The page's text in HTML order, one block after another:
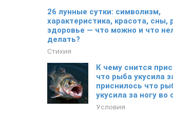
26 лунные сутки: символизм,
характеристика, красота, сны,
здоровье — что можно и что
делать?
Стихия
К чему снится
что рыба укусила
приснилось что
укусила за ногу во
Условия